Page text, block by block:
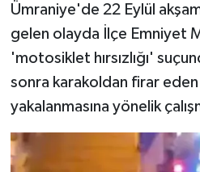
Ümraniye'de 22 Eylül
gelen olayda İlçe Emniyet
'motosiklet hırsızlığı'
sonra karakoldan firar
yakalanmasına yönelik